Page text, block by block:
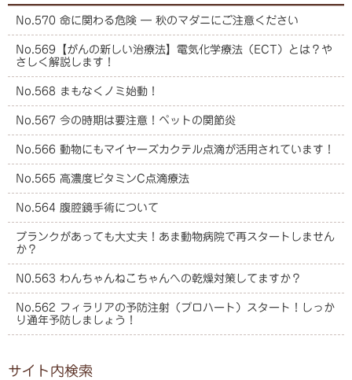
No.570 命に関わる危険 ― 秋のマダニにご注意ください
No.569【がんの新しい治療法】電気化学療法（ECT）とは？や
さしく解説します！
No.568 まもなくノミ始動！
No.567 今の時期は要注意！ペットの関節炎
No.566 動物にもマイヤーズカクテル点滴が活用されています！
No.565 高濃度ビタミンC点滴療法
No.564 腹腔鏡手術について
ブランクがあっても大丈夫！あま動物病院で再スタートしません
か？
N0.563 わんちゃんねこちゃんへの乾燥対策してますか？
No.562 フィラリアの予防注射（プロハート）スタート！しっか
り通年予防しましょう！
サイト内検索